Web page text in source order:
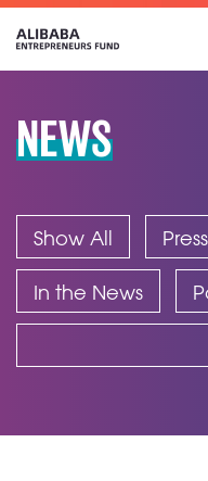
NEWS
Show All
In the News